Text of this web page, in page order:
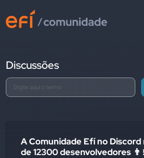
Discussões
A Comunidade Efí no Discord
de 12300 desenvolvedores